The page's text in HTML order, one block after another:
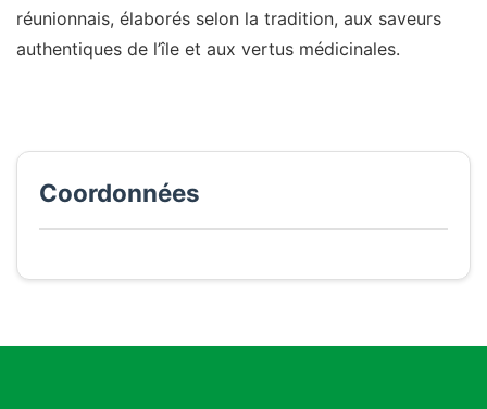
réunionnais, élaborés selon la tradition, aux saveurs
authentiques de l’île et aux vertus médicinales.
Coordonnées